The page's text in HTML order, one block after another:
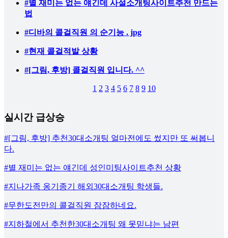
#별 재미는 없는 얘긴데 사설소개팅사이트추천 만드는
법
#디바의 콜걸직원 의 순기능 . jpg
#현재 콜걸적발 상황
#[그림, 후방] 콜걸직원 입니다. ^^
1 2 3 4 5 6 7 8 9 10
실시간 급상승
#[그림, 후방] 추천30대소개팅 얼마전에도 썼지만 또 써봅니
다.
#별 재미는 없는 얘긴데 성인미팅사이트추천 상황
#지나가족 옹기종기 해외30대소개팅 학생들.
#무한도전만의 콜걸직원 잠잠하네요.
#지하철에서 추천한30대소개팅 왜 못믿냐는 남편